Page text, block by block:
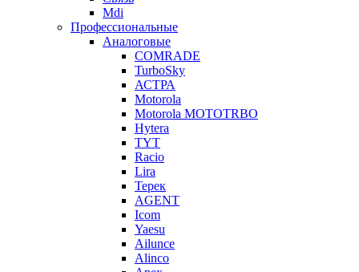
Mdi
Профессиональные
Аналоговые
COMRADE
TurboSky
АСТРА
Motorola
Motorola MOTOTRBO
Hytera
TYT
Racio
Lira
Терек
AGENT
Icom
Yaesu
Ailunce
Alinco